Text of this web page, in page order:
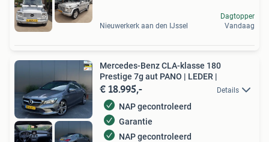
Nieuwerkerk aan den IJssel
Dagtopper
Vandaag
Mercedes-Benz CLA-klasse 180
Prestige 7g aut PANO | LEDER |
€ 18.995,- Details
NAP gecontroleerd
Garantie
NAP gecontroleerd